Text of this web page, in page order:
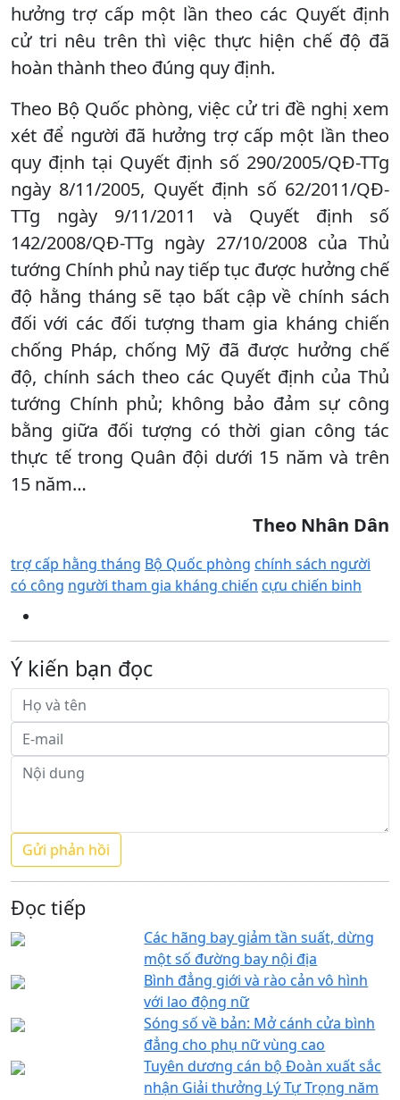
hưởng trợ cấp một lần theo các Quyết định
cử tri nêu trên thì việc thực hiện chế độ đã
hoàn thành theo đúng quy định.
Theo Bộ Quốc phòng, việc cử tri đề nghị xem
xét để người đã hưởng trợ cấp một lần theo
quy định tại Quyết định số 290/2005/QĐ-TTg
ngày 8/11/2005, Quyết định số 62/2011/QĐ-
TTg ngày 9/11/2011 và Quyết định số
142/2008/QĐ-TTg ngày 27/10/2008 của Thủ
tướng Chính phủ nay tiếp tục được hưởng chế
độ hằng tháng sẽ tạo bất cập về chính sách
đối với các đối tượng tham gia kháng chiến
chống Pháp, chống Mỹ đã được hưởng chế
độ, chính sách theo các Quyết định của Thủ
tướng Chính phủ; không bảo đảm sự công
bằng giữa đối tượng có thời gian công tác
thực tế trong Quân đội dưới 15 năm và trên
15 năm…
Theo Nhân Dân
trợ cấp hằng tháng Bộ Quốc phòng chính sách người
có công người tham gia kháng chiến cựu chiến binh
Ý kiến bạn đọc
Đọc tiếp
Các hãng bay giảm tần suất, dừng
một số đường bay nội địa
Bình đẳng giới và rào cản vô hình
với lao động nữ
Sóng số về bản: Mở cánh cửa bình
đẳng cho phụ nữ vùng cao
Tuyên dương cán bộ Đoàn xuất sắc
nhận Giải thưởng Lý Tự Trọng năm